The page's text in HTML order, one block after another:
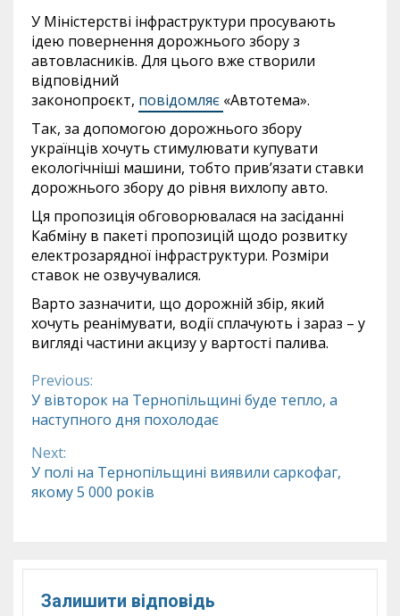
У Міністерстві інфраструктури просувають
ідею повернення дорожнього збору з
автовласників. Для цього вже створили
відповідний
законопроєкт, повідомляє «Автотема».
Так, за допомогою дорожнього збору
українців хочуть стимулювати купувати
екологічніші машини, тобто прив’язати ставки
дорожнього збору до рівня вихлопу авто.
Ця пропозиція обговорювалася на засіданні
Кабміну в пакеті пропозицій щодо розвитку
електрозарядної інфраструктури. Розміри
ставок не озвучувалися.
Варто зазначити, що дорожній збір, який
хочуть реанімувати, водії сплачують і зараз – у
вигляді частини акцизу у вартості палива.
Continue
Reading
Previous:
У вівторок на Тернопільщині буде тепло, а
наступного дня похолодає
Next:
У полі на Тернопільщині виявили саркофаг,
якому 5 000 років
Залишити відповідь